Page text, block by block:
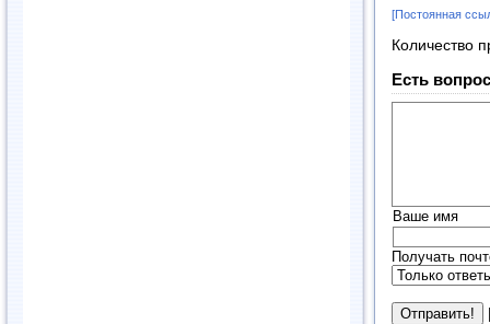
[Постоянная
Количество
Есть
Ваше имя
Получать